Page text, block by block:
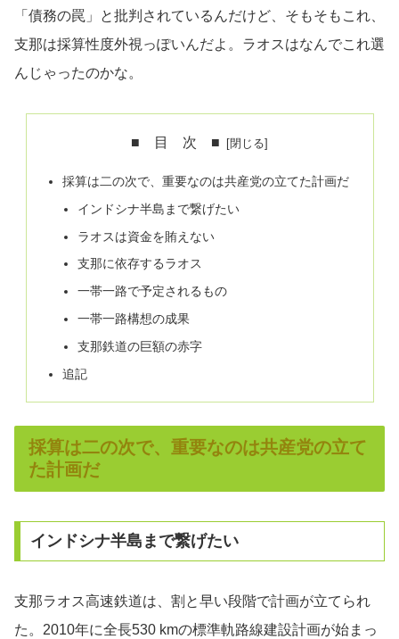
「債務の罠」と批判されているんだけど、そもそもこれ、
支那は採算性度外視っぽいんだよ。ラオスはなんでこれ選
んじゃったのかな。
■ 目 次 ■
採算は二の次で、重要なのは共産党の立てた計画だ
インドシナ半島まで繋げたい
ラオスは資金を賄えない
支那に依存するラオス
一帯一路で予定されるもの
一帯一路構想の成果
支那鉄道の巨額の赤字
追記
採算は二の次で、重要なのは共産党の立て
た計画だ
インドシナ半島まで繋げたい
支那ラオス高速鉄道は、割と早い段階で計画が立てられ
た。2010年に全長530 kmの標準軌路線建設計画が始まっ